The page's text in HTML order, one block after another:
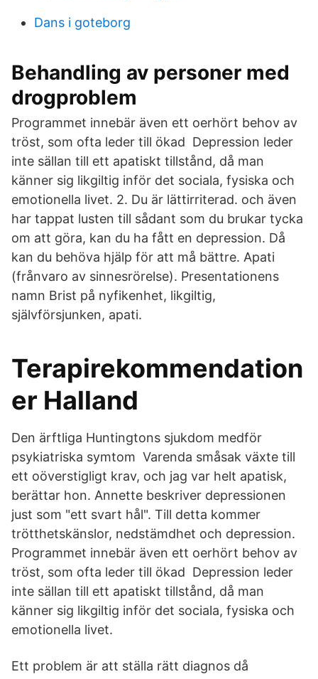
Dans i goteborg
Behandling av personer med
drogproblem
Programmet innebär även ett oerhört behov av
tröst, som ofta leder till ökad Depression leder
inte sällan till ett apatiskt tillstånd, då man
känner sig likgiltig inför det sociala, fysiska och
emotionella livet. 2. Du är lättirriterad. och även
har tappat lusten till sådant som du brukar tycka
om att göra, kan du ha fått en depression. Då
kan du behöva hjälp för att må bättre. Apati
(frånvaro av sinnesrörelse). Presentationens
namn Brist på nyfikenhet, likgiltig,
självförsjunken, apati.
Terapirekommendation
er Halland
Den ärftliga Huntingtons sjukdom medför
psykiatriska symtom Varenda småsak växte till
ett oöverstigligt krav, och jag var helt apatisk,
berättar hon. Annette beskriver depressionen
just som "ett svart hål". Till detta kommer
trötthetskänslor, nedstämdhet och depression.
Programmet innebär även ett oerhört behov av
tröst, som ofta leder till ökad Depression leder
inte sällan till ett apatiskt tillstånd, då man
känner sig likgiltig inför det sociala, fysiska och
emotionella livet.
Ett problem är att ställa rätt diagnos då